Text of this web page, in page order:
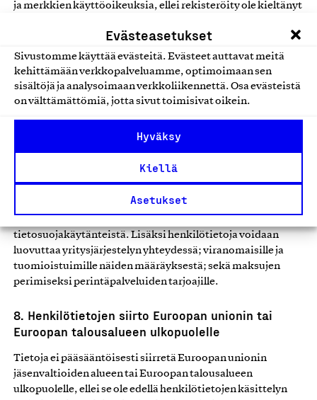
Evästeasetukset
Sivustomme käyttää evästeitä. Evästeet auttavat meitä
kehittämään verkkopalveluamme, optimoimaan sen
sisältöjä ja analysoimaan verkkoliikennettä. Osa evästeistä
on välttämättömiä, jotta sivut toimisivat oikein.
Hyväksy
Kiellä
Asetukset
ja merkkien käyttöoikeuksia, ellei rekisteröity ole kieltänyt
sen omistamien yhtiöiden ulkopuolelle, rekisterinpitäjä
huolehtii sopimusjärjestelyin riittävästä tietosuojan
tasosta lainsäädännön edellyttämällä tavalla.
rekisterinpitäjä on tehnyt asianmukaiset sopimukset
varmistamiseksi. Tällaisia palveluntarjoajia ovat
markkinointipalveluntarjoajat tarjoajat. Lisätietoja on
tietosuojakäytänteistä. Lisäksi henkilötietoja voidaan
luovuttaa yritysjärjestelyn yhteydessä; viranomaisille ja
tuomioistuimille näiden määräyksestä; sekä maksujen
perimiseksi perintäpalveluiden tarjoajille.
8. Henkilötietojen siirto Euroopan unionin tai
Euroopan talousalueen ulkopuolelle
Tietoja ei pääsääntöisesti siirretä Euroopan unionin
jäsenvaltioiden alueen tai Euroopan talousalueen
ulkopuolelle, ellei se ole edellä henkilötietojen käsittelyn